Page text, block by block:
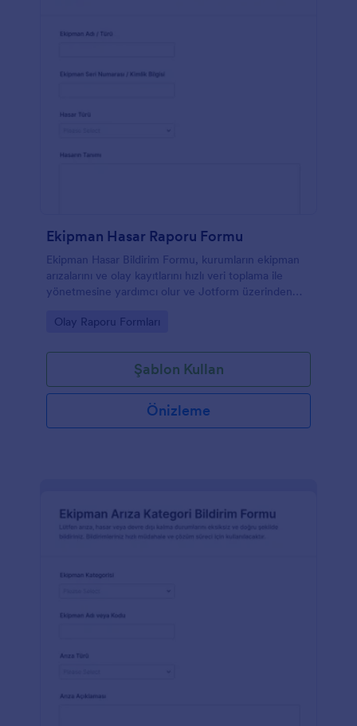
online Genel Kaza Rapor Formu sayesinde
Ekipman Hasar Raporu Formu
Ekipman Hasar Bildirim Formu, kurumların ekipman
arızalarını ve olay kayıtlarını hızlı veri toplama ile
yönetmesine yardımcı olur ve Jotform üzerinden
kolaylaştırır.
Go to Category:
Olay Raporu Formları
Şablon Kullan
Önizleme